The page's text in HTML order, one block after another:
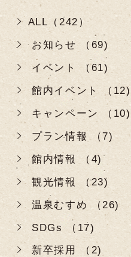
ALL（242）
お知らせ （69)
イベント （61)
館内イベント （12)
キャンペーン （10)
プラン情報 （7)
館内情報 （4)
観光情報 （23)
温泉むすめ （26)
SDGs （17)
新卒採用 （2)